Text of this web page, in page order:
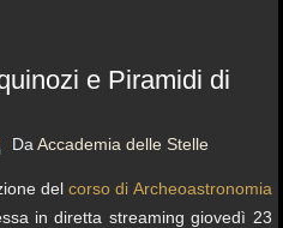
e Piramidi di
Da Accademia delle Stelle
delcorso di Archeoastronomia
in diretta streaming giovedì 23